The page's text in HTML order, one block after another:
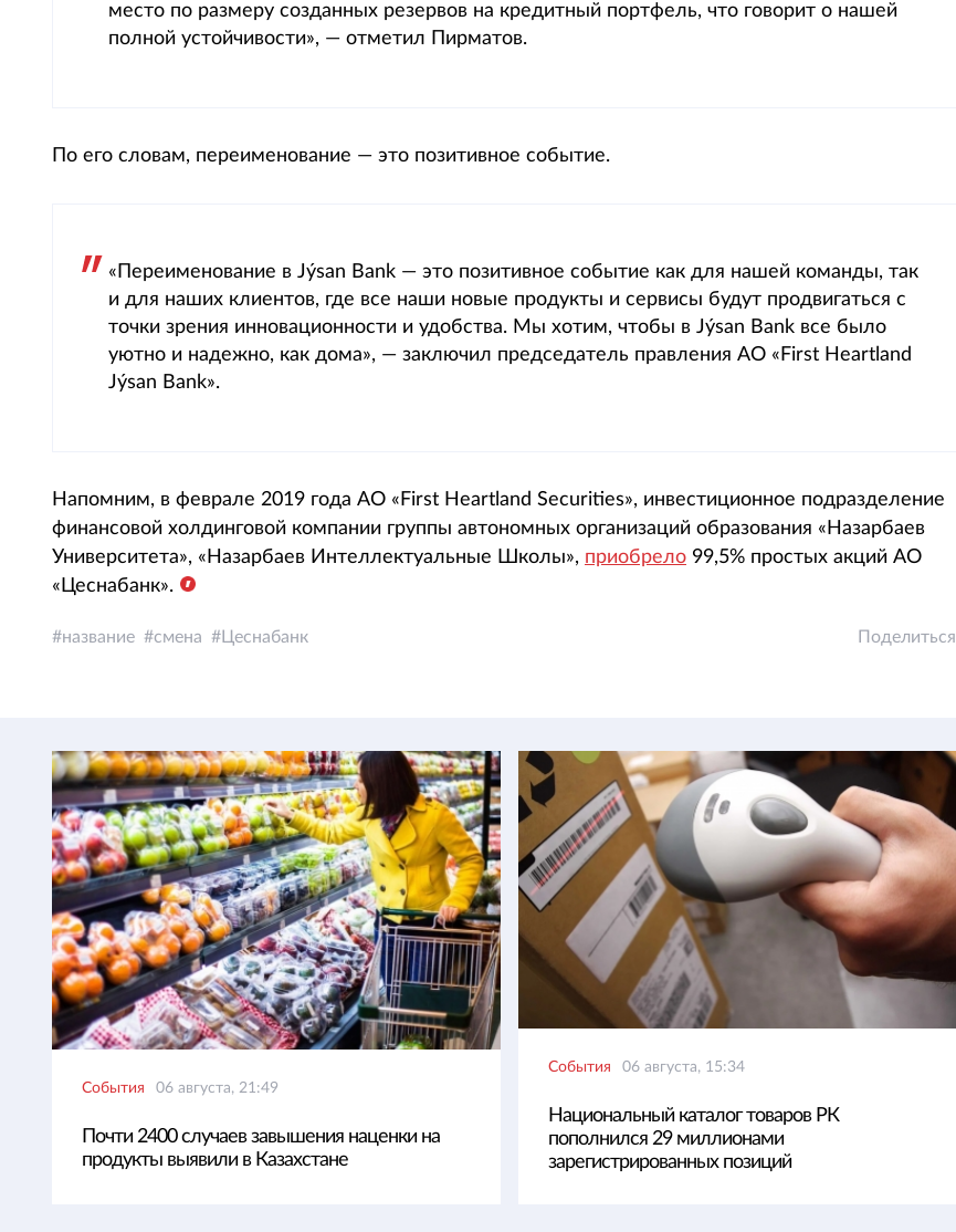
место по размеру созданных резервов на кредитный портфель, что говорит о нашей
полной устойчивости», — отметил Пирматов.
По его словам, переименование — это позитивное событие.
«Переименование в Jýsan Bank — это позитивное событие как для нашей команды, так
и для наших клиентов, где все наши новые продукты и сервисы будут продвигаться с
точки зрения инновационности и удобства. Мы хотим, чтобы в Jýsan Bank все было
уютно и надежно, как дома», — заключил председатель правления АО «First Heartland
Jýsan Bank».
Напомним, в феврале 2019 года АО «First Heartland Securities», инвестиционное подразделение
финансовой холдинговой компании группы автономных организаций образования «Назарбаев
Университета», «Назарбаев Интеллектуальные Школы», приобрело 99,5% простых акций АО
«Цеснабанк».
название смена Цеснабанк Поделиться
События 06 августа, 21:49
Почти 2400 случаев завышения наценки на
продукты выявили в Казахстане
События 06 августа, 15:34
Национальный каталог товаров РК
пополнился 29 миллионами
зарегистрированных позиций